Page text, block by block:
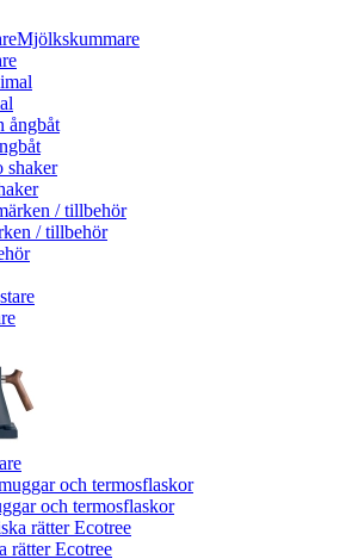
Mjölkskummare
/ tillbehör
och termosflaskor
rätter Ecotree